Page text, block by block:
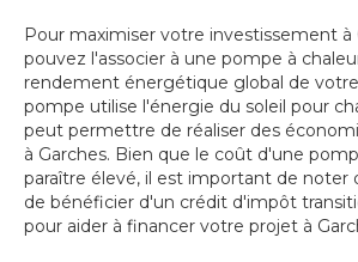
Pour maximiser votre investissement à
pouvez l'associer à une pompe à
rendement énergétique global de
pompe utilise l'énergie du soleil pour
peut permettre de réaliser des
à Garches. Bien que le coût d'une
paraître élevé, il est important de noter
de bénéficier d'un crédit d'impôt
pour aider à financer votre projet à